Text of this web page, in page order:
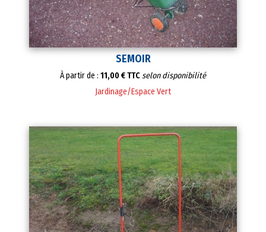
SEMOIR
À partir de : 11,00 € TTCselon disponibilité
Jardinage/Espace Vert